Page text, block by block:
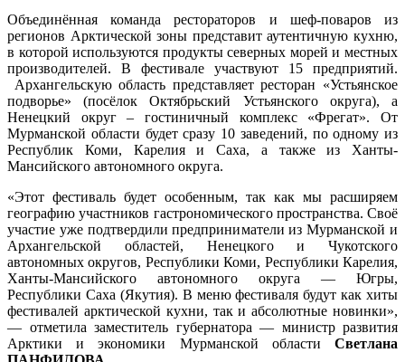
Объединённая команда рестораторов и шеф-поваров из
регионов Арктической зоны представит аутентичную кухню,
в которой используются продукты северных морей и местных
производителей. В фестивале участвуют 15 предприятий.
Архангельскую область представляет ресторан «Устьянское
подворье» (посёлок Октябрьский Устьянского округа), а
Ненецкий округ – гостиничный комплекс «Фрегат». От
Мурманской области будет сразу 10 заведений, по одному из
Республик Коми, Карелия и Саха, а также из Ханты-
Мансийского автономного округа.
«Этот фестиваль будет особенным, так как мы расширяем
географию участников гастрономического пространства. Своё
участие уже подтвердили предприниматели из Мурманской и
Архангельской областей, Ненецкого и Чукотского
автономных округов, Республики Коми, Республики Карелия,
Ханты-Мансийского автономного округа — Югры,
Республики Саха (Якутия). В меню фестиваля будут как хиты
фестивалей арктической кухни, так и абсолютные новинки»,
— отметила заместитель губернатора — министр развития
Арктики и экономики Мурманской области Светлана